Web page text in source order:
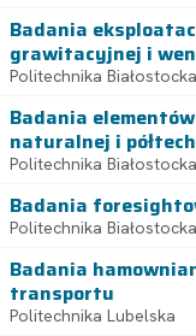
Badania
grawitacyjnej i
Politechnika Białostocka
Badania
naturalnej i
Politechnika Białostocka
Badania
Politechnika Białostocka
Badania
transportu
Politechnika Lubelska